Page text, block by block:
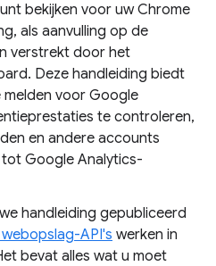
bekijken voor uw Chrome
als aanvulling op de
verstrekt door het
Deze handleiding biedt
voor Google
te controleren,
en andere accounts
Google Analytics-
handleiding gepubliceerd
API's werken in
bevat alles wat u moet